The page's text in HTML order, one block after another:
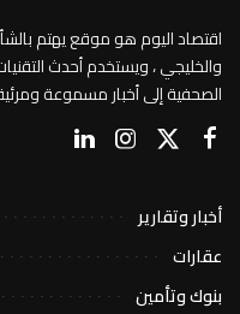
اقتصاد اليوم هو موقع يهتم
والخليجي ، ويستخدم أحدث
الصحفية إلى أخبار مسموعة
أخبار وتقارير
عقارات
بنوك وتأمين